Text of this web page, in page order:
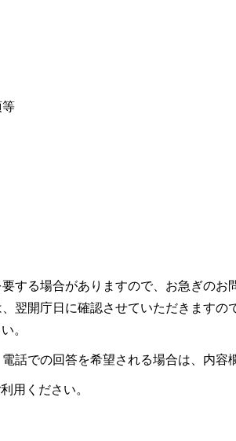
等
する場合がありますので、お急ぎのお
翌開庁日に確認させていただきますの
。
話での回答を希望される場合は、内容
用ください。